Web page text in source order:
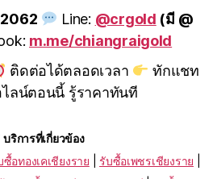
Line: @crgold (มี @
m.me/chiangraigold
ติดต่อได้ตลอดเวลา
ทักแชท
ลน์ตอนนี้ รู้ราคาทันที
บริการที่เกี่ยวข้อง
ซื้อทองเคเชียงราย รับซื้อเพชรเชียงราย